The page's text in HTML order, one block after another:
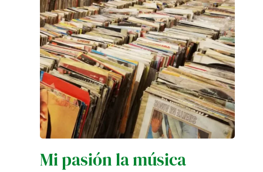
Mi pasión la música